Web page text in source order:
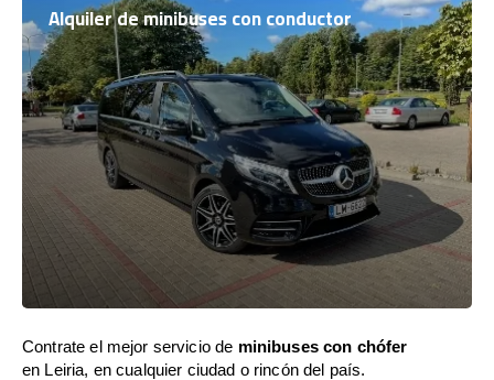
Alquiler de minibuses con conductor
Contrate el mejor servicio de minibuses con chófer
en Leiria, en cualquier ciudad o rincón del país.